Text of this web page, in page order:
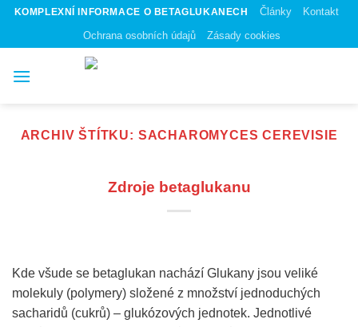
Skip
content
KOMPLEXNÍ INFORMACE O BETAGLUKANECH Články
Kontakt
Ochrana osobních údajů
Zásady cookies
ARCHIV ŠTÍTKU: SACHAROMYCES CEREVISIE
Zdroje betaglukanu
Kde všude se betaglukan nachází Glukany jsou veliké
molekuly (polymery) složené z množství jednoduchých
sacharidů (cukrů) – glukózových jednotek. Jednotlivé